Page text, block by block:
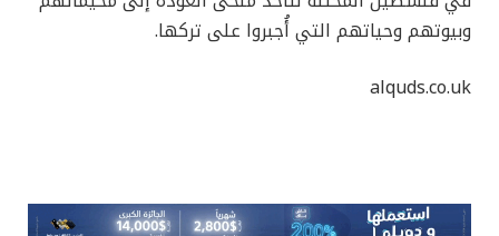
وبيوتهم وحياتهم التي أُجبروا على تركها.
alquds.co.uk